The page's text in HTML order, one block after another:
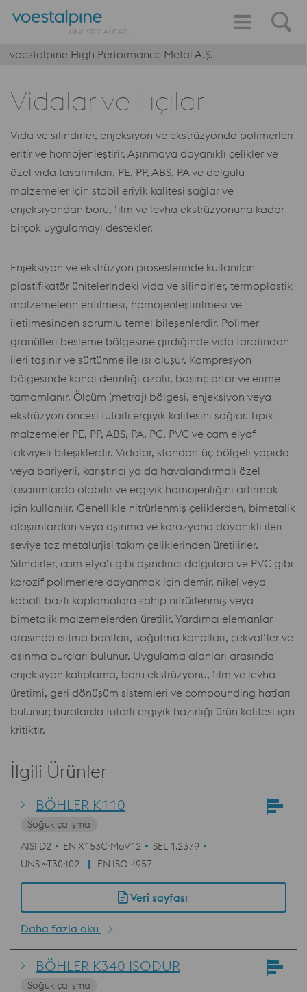
voestalpine High Performance Metal A.Ş.
Vidalar ve Fıçılar
Vida ve silindirler, enjeksiyon ve ekstrüzyonda polimerleri
eritir ve homojenleştirir. Aşınmaya dayanıklı çelikler ve
özel vida tasarımları, PE, PP, ABS, PA ve dolgulu
malzemeler için stabil eriyik kalitesi sağlar ve
enjeksiyondan boru, film ve levha ekstrüzyonuna kadar
birçok uygulamayı destekler.
Enjeksiyon ve ekstrüzyon proseslerinde kullanılan
plastifikatör ünitelerindeki vida ve silindirler, termoplastik
malzemelerin eritilmesi, homojenleştirilmesi ve
iletilmesinden sorumlu temel bileşenlerdir. Polimer
granülleri besleme bölgesine girdiğinde vida tarafından
ileri taşınır ve sürtünme ile ısı oluşur. Kompresyon
bölgesinde kanal derinliği azalır, basınç artar ve erime
tamamlanır. Ölçüm (metraj) bölgesi, enjeksiyon veya
ekstrüzyon öncesi tutarlı ergiyik kalitesini sağlar. Tipik
malzemeler PE, PP, ABS, PA, PC, PVC ve cam elyaf
takviyeli bileşiklerdir. Vidalar, standart üç bölgeli yapıda
veya bariyerli, karıştırıcı ya da havalandırmalı özel
tasarımlarda olabilir ve ergiyik homojenliğini artırmak
için kullanılır. Genellikle nitrürlenmiş çeliklerden, bimetalik
alaşımlardan veya aşınma ve korozyona dayanıklı ileri
seviye toz metalurjisi takım çeliklerinden üretilirler.
Silindirler, cam elyafı gibi aşındırıcı dolgulara ve PVC gibi
korozif polimerlere dayanmak için demir, nikel veya
kobalt bazlı kaplamalara sahip nitrürlenmiş veya
bimetalik malzemelerden üretilir. Yardımcı elemanlar
arasında ısıtma bantları, soğutma kanalları, çekvalfler ve
aşınma burçları bulunur. Uygulama alanları arasında
enjeksiyon kalıplama, boru ekstrüzyonu, film ve levha
üretimi, geri dönüşüm sistemleri ve compounding hatları
bulunur; buralarda tutarlı ergiyik hazırlığı ürün kalitesi için
kritiktir.
İlgili Ürünler
BÖHLER K110
Soğuk çalışma
AISI D2
EN X153CrMoV12
SEL 1.2379
UNS ~T30402
EN ISO 4957
Veri sayfası
Daha fazla oku
BÖHLER K340 ISODUR
Soğuk çalışma